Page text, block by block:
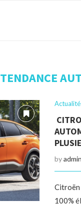
TENDANCE
by
100%